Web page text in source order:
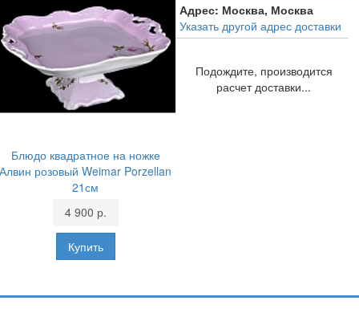
Блюдо квадратное на ножке
Алвин розовый Weimar Porzellan
21см
4 900 р.
Адрес: Москва, Москва
Указать другой адрес доставки
Подождите, производится
расчет доставки...